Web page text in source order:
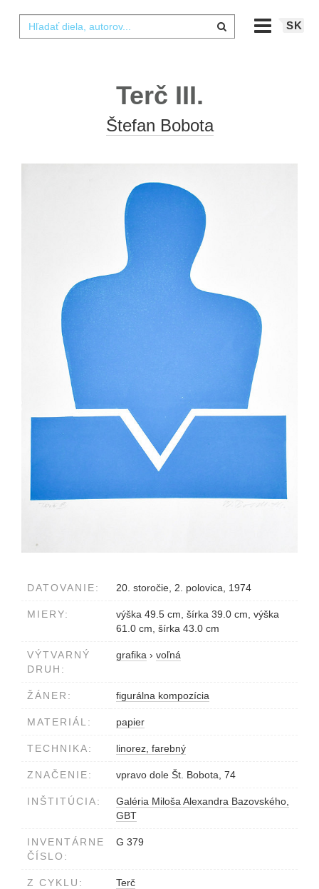
SK
Terč III.
Štefan Bobota
DATOVANIE: 20. storočie, 2. polovica, 1974
MIERY:
výška 49.5 cm, šírka 39.0 cm, výška
61.0 cm, šírka 43.0 cm
VÝTVARNÝ
DRUH:
grafika › voľná
ŽÁNER: figurálna kompozícia
MATERIÁL: papier
TECHNIKA: linorez, farebný
ZNAČENIE: vpravo dole Št. Bobota, 74
INŠTITÚCIA:
Galéria Miloša Alexandra Bazovského,
GBT
INVENTÁRNE
ČÍSLO:
G 379
Z CYKLU: Terč